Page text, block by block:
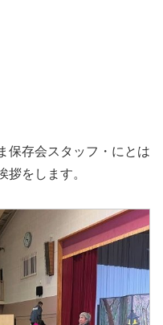
保存会スタッフ・にとは
拶をします。